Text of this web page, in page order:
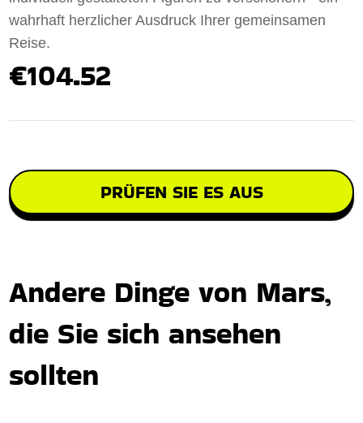
wahrhaft herzlicher Ausdruck Ihrer gemeinsamen
Reise.
€104.52
PRÜFEN SIE ES AUS
Andere Dinge von Mars,
die Sie sich ansehen
sollten